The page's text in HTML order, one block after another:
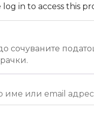
log in to access this
сочуваните
име или email